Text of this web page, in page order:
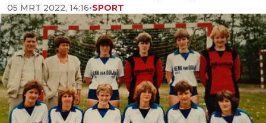
05 MRT 2022, 14:16•SPORT